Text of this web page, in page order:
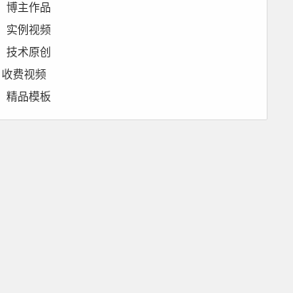
博主作品
实例视频
技术原创
收费视频
精品模板